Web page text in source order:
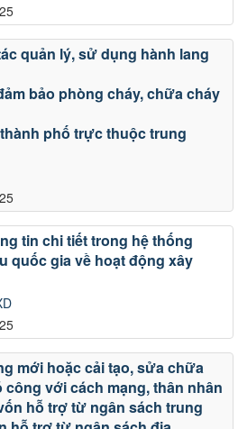
quản lý, sử dụng hành lang
bảo phòng cháy, chữa cháy
phố trực thuộc trung
tin chi tiết trong hệ thống
quốc gia về hoạt động xây
mới hoặc cải tạo, sửa chữa
với cách mạng, thân nhân
hỗ trợ từ ngân sách trung
ĐẠO SỞ XÂY DỰNG (Từ ngày